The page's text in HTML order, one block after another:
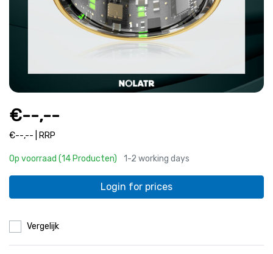
€--,--
€--,-- | RRP
Op voorraad (14 Producten) 1-2 working days
Login for prices
Vergelijk